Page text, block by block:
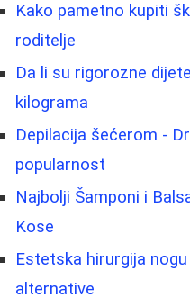
Kako pametno kupiti
roditelje
Da li su rigorozne
kilograma
Depilacija šećerom -
popularnost
Najbolji Šamponi i
Kose
Estetska hirurgija
alternative